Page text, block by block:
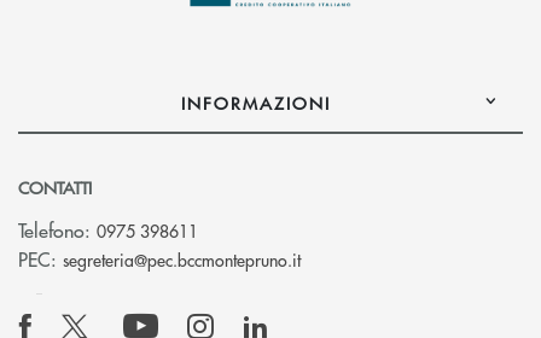
INFORMAZIONI
CONTATTI
Telefono: 0975 398611
PEC: segreteria@pec.bccmontepruno.it(si apre l’app di posta